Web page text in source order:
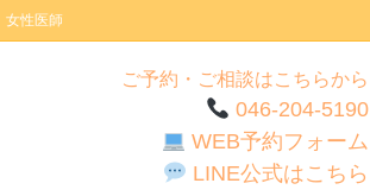
性医師
ご予約・ご相談はこちらから
046-204-5190
WEB予約フォーム
LINE公式はこちら